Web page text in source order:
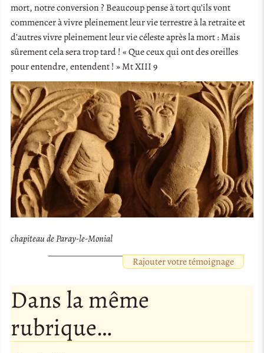
mort, notre conversion ? Beaucoup pense à tort qu’ils vont
commencer à vivre pleinement leur vie terrestre à la retraite et
d’autres vivre pleinement leur vie céleste après la mort : Mais
sûrement cela sera trop tard ! « Que ceux qui ont des oreilles
pour entendre, entendent ! » Mt XIII 9
chapiteau de Paray-le-Monial
Rajouter votre témoignage
Dans la même
rubrique…